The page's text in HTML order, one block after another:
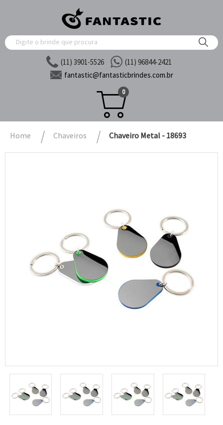
(11) 3901-5526
(11) 96844-2421
fantastic@fantasticbrindes.com.br
0
Home Chaveiros Chaveiro Metal - 18693